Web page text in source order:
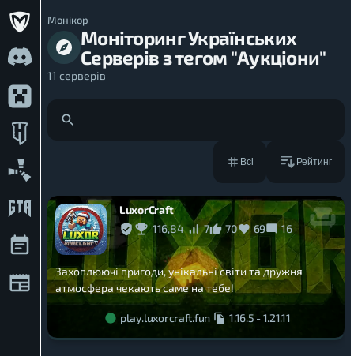
Монікор
Моніторинг Українських
Серверів з тегом "Аукціони"
11 серверів
Всі Рейтинг
LuxorCraft
116,84
7 70 69 16
Захоплюючі пригоди, унікальні світи та дружня
атмосфера чекають саме на тебе!
play.luxorcraft.fun 1.16.5 -1.21.11